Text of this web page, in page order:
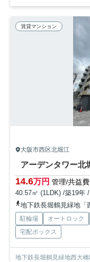
賃貸マンション
大阪市西区北堀江
アーデンタワー北
14.6万円 管理/共益
40.57㎡ (1LDK) /築19年
地下鉄長堀鶴見緑地「
駐輪場 オートロック
宅配ボックス
地下鉄長堀鶴見緑地西大